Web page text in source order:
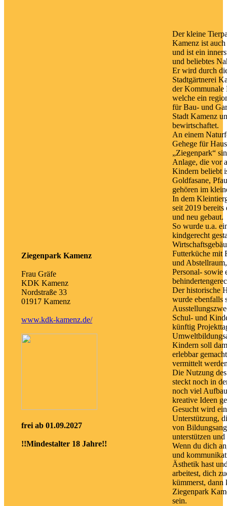
Ziegenpark Kamenz
Frau Gräfe
KDK Kamenz
Nordstraße 33
01917 Kamenz
www.kdk-kamenz.de/
frei ab 01.09.2027
!!Mindestalter 18 Jahre!!
Der kleine
Kamenz ist
und ist ein
und beliebtes
Er wird durch
Stadtgärtnerei
der Kommunale
welche ein
für Bau- und
Stadt Kamenz
bewirtschaftet.
An einem
Gehege für
„Ziegenpark“
Anlage, die vor
Kindern beliebt
Goldfasane,
gehören im
In dem
seit 2019 bereits
und neu gebaut.
So wurde u.a.
kindgerecht
Futterküche mit
und
Personal- sowie
Der historische
wurde ebenfalls
Schul- und
künftig
Kindern soll
erlebbar
vermittelt
Die Nutzung
steckt noch in
noch viel
kreative Ideen
Gesucht wird
Unterstützung,
von
unterstützen und
Wenn du dich
und
Ästhetik hast
arbeitest, dich
kümmerst, dann
Ziegenpark
sein.